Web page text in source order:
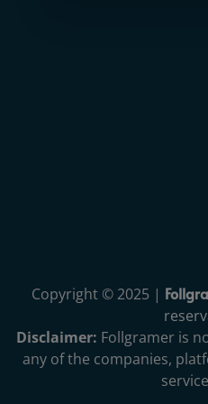
Copyright © 2025 |
Disclaimer: Follgramer is
any of the companies,